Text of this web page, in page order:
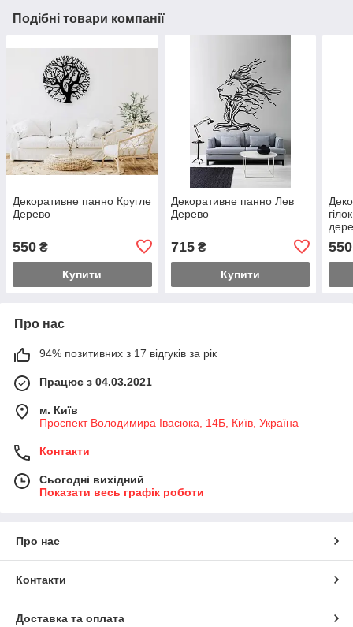
Подібні товари компанії
Декоративне панно Кругле
Дерево
550 ₴
Купити
Декоративне панно Лев
Дерево
715₴
Купити
550
Про нас
94% позитивних з 17 відгуків за рік
Працює з 04.03.2021
м. Київ
Проспект Володимира Івасюка, 14Б, Київ, Україна
Контакти
Сьогодні вихідний
Показати весь графік роботи
Про нас
Контакти
Доставка та оплата